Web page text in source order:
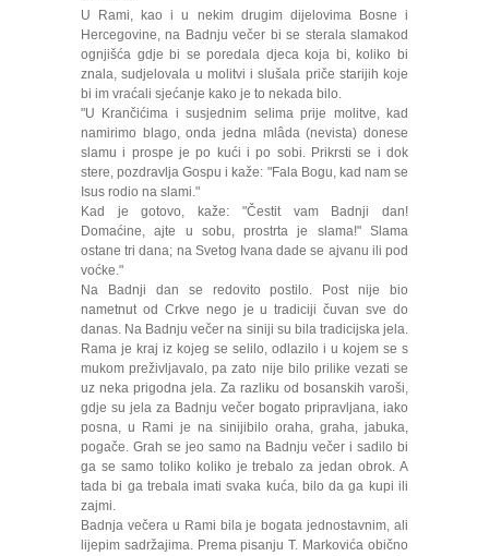
U Rami, kao i u nekim drugim dijelovima Bosne i
Hercegovine, na Badnju večer bi se sterala slamakod
ognjišća gdje bi se poredala djeca koja bi, koliko bi
znala, sudjelovala u molitvi i slušala priče starijih koje
bi im vraćali sjećanje kako je to nekada bilo.
"U Krančićima i susjednim selima prije molitve, kad
namirimo blago, onda jedna mlâda (nevista) donese
slamu i prospe je po kući i po sobi. Prikrsti se i dok
stere, pozdravlja Gospu i kaže: "Fala Bogu, kad nam se
Isus rodio na slami."
Kad je gotovo, kaže: "Čestit vam Badnji dan!
Domaćine, ajte u sobu, prostrta je slama!" Slama
ostane tri dana; na Svetog Ivana dade se ajvanu ili pod
voćke."
Na Badnji dan se redovito postilo. Post nije bio
nametnut od Crkve nego je u tradiciji čuvan sve do
danas. Na Badnju večer na siniji su bila tradicijska jela.
Rama je kraj iz kojeg se selilo, odlazilo i u kojem se s
mukom preživljavalo, pa zato nije bilo prilike vezati se
uz neka prigodna jela. Za razliku od bosanskih varoši,
gdje su jela za Badnju večer bogato pripravljana, iako
posna, u Rami je na sinijibilo oraha, graha, jabuka,
pogače. Grah se jeo samo na Badnju večer i sadilo bi
ga se samo toliko koliko je trebalo za jedan obrok. A
tada bi ga trebala imati svaka kuća, bilo da ga kupi ili
zajmi.
Badnja večera u Rami bila je bogata jednostavnim, ali
lijepim sadržajima. Prema pisanju T. Markovića obično